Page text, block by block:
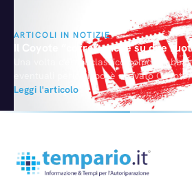
ARTICOLI IN NOTIZIE
Il Coyote “corre” anche su due
Una volta c'era il classico colpo di
eventuali pericoli, poi è arrivato Coyote,
applicazione poi, in grado di mettere in
tutti i suoi possessori su traffico, velox,
percorsa. Da oggi questo servizio è
Leggi l'articolo